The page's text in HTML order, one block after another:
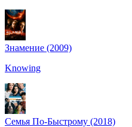
Знамение (2009)
Knowing
Семья По-Быстрому (2018)